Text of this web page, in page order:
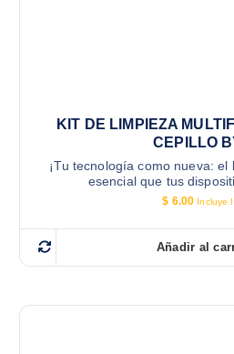
KIT DE LIMPIEZA
CEPILLO
¡Tu tecnología como nueva: el
esencial que tus
$ 6.00 Incluye
Añadir al